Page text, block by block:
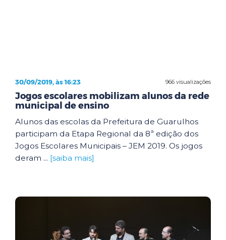
966 visualizações
30/09/2019, às 16:23
Jogos escolares mobilizam alunos da rede
municipal de ensino
Alunos das escolas da Prefeitura de Guarulhos
participam da Etapa Regional da 8ª edição dos
Jogos Escolares Municipais – JEM 2019. Os jogos
deram ... [saiba mais]